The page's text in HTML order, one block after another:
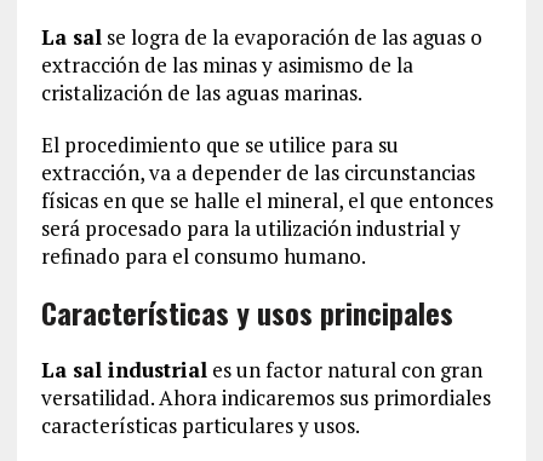
La salse logra de la evaporación de las aguas o
extracción de las minas y asimismo de la
cristalización de las aguas marinas.
El procedimiento que se utilice para su
extracción, va a depender de las circunstancias
físicas en que se halle el mineral, el que entonces
será procesado para la utilización industrial y
refinado para el consumo humano.
Características y usos principales
La sal industriales un factor natural con gran
versatilidad. Ahora indicaremos sus primordiales
características particulares y usos.